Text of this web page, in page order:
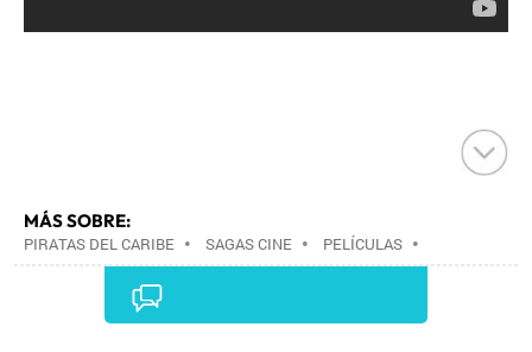
MÁS SOBRE:
PIRATAS DEL CARIBE • SAGAS CINE • PELÍCULAS •